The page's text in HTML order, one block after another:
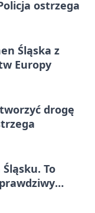
ostrzega
Śląska z
Europy
drogę
To